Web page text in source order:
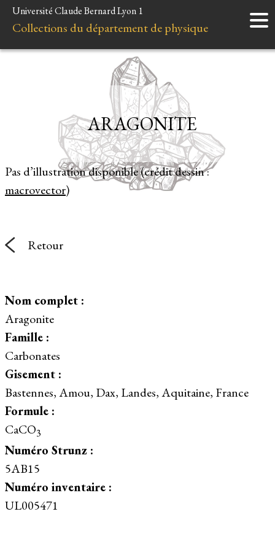
Accueil
Instruments
Liens et ressources
Université Claude Bernard Lyon 1
Collections du département de physique
Pas d’illustration disponible (crédit dessin :
macrovector)
ARAGONITE
Retour
Nom complet :
Aragonite
Famille :
Carbonates
Gisement :
Bastennes, Amou, Dax, Landes, Aquitaine, France
Formule :
CaCO3
Numéro Strunz :
5AB15
Numéro inventaire :
UL005471